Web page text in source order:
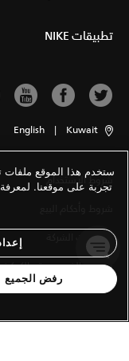
تطبيقات NIKE
Kuwait
|
English
شروط الاستخدام
معلومات الشركة
سياسة الخصوصية والكوكيز
ستخدم هذا الموقع
تجربة على موقعنا.
رفض الجميع